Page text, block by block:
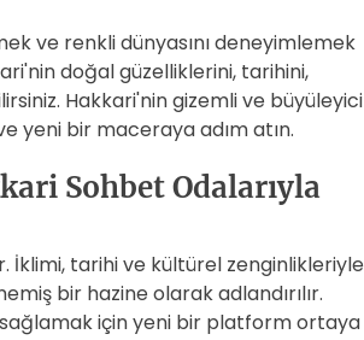
ve renkli dünyasını deneyimlemek
doğal güzelliklerini, tarihini,
Hakkari'nin gizemli ve büyüleyici
yeni bir maceraya adım atın.
Sohbet Odalarıyla
İklimi, tarihi ve kültürel zenginlikleriyle
bir hazine olarak adlandırılır.
sağlamak için yeni bir platform ortaya